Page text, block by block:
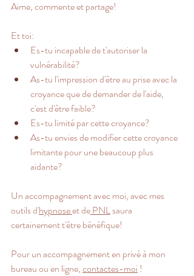
Aime, commente et partage!
Et toi:
Es-tu incapable de t'autoriser la
vulnérabilité?
As-tu l'impression d'être au prise avec la
croyance que de demander de l'aide,
c'est d'être faible?
Es-tu limité par cette croyance?
As-tu envies de modifier cette croyance
limitante pour une beaucoup plus
aidante?
Un accompagnement avec moi, avec mes
outils d'hypnose et de PNL saura
certainement t'être bénéfique!
Pour un accompagnement en privé à mon
bureau ou en ligne, contactes-moi !